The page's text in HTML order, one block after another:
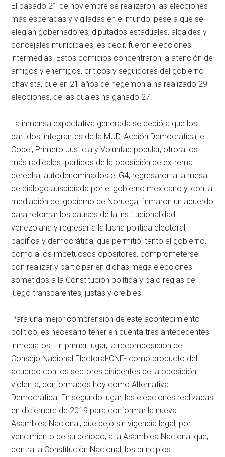
El pasado 21 de noviembre se realizaron las elecciones
más esperadas y vigiladas en el mundo, pese a que se
elegían gobernadores, diputados estaduales, alcaldes y
concejales municipales; es decir, fueron elecciones
intermedias. Estos comicios concentraron la atención de
amigos y enemigos, críticos y seguidores del gobierno
chavista, que en 21 años de hegemonía ha realizado 29
elecciones, de las cuales ha ganado 27.
La inmensa expectativa generada se debió a que los
partidos, integrantes de la MUD, Acción Democrática, el
Copei, Primero Justicia y Voluntad popular, otrora los
más radicales partidos de la oposición de extrema
derecha, autodenominados el G4, regresaron a la mesa
de diálogo auspiciada por el gobierno mexicano y, con la
mediación del gobierno de Noruega, firmaron un acuerdo
para retomar los causes de la institucionalidad
venezolana y regresar a la lucha política electoral,
pacífica y democrática, que permitió, tanto al gobierno,
como a los impetuosos opositores, comprometerse
con realizar y participar en dichas mega elecciones
sometidos a la Constitución política y bajo reglas de
juego transparentes, justas y creíbles.
Para una mejor comprensión de este acontecimiento
político, es necesario tener en cuenta tres antecedentes
inmediatos. En primer lugar, la recomposición del
Consejo Nacional Electoral-CNE- como producto del
acuerdo con los sectores disidentes de la oposición
violenta, conformados hoy como Alternativa
Democrática. En segundo lugar, las elecciones realizadas
en diciembre de 2019 para conformar la nueva
Asamblea Nacional, que dejó sin vigencia legal, por
vencimiento de su periodo, a la Asamblea Nacional que,
contra la Constitución Nacional, los principios